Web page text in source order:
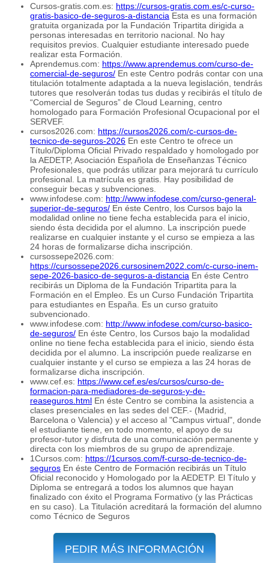
Cursos-gratis.com.es: https://cursos-gratis.com.es/c-curso-
gratis-basico-de-seguros-a-distancia Esta es una formación
gratuita organizada por la Fundación Tripartita dirigida a
personas interesadas en territorio nacional. No hay
requisitos previos. Cualquier estudiante interesado puede
realizar esta Formación.
Aprendemus.com: https://www.aprendemus.com/curso-de-
comercial-de-seguros/ En este Centro podrás contar con una
titulación totalmente adaptada a la nueva legislación, tendrás
tutores que resolverán todas tus dudas y recibirás el título de
“Comercial de Seguros” de Cloud Learning, centro
homologado para Formación Profesional Ocupacional por el
SERVEF.
cursos2026.com: https://cursos2026.com/c-cursos-de-
tecnico-de-seguros-2026 En este Centro te ofrece un
Título/Diploma Oficial Privado respaldado y homologado por
la AEDETP, Asociación Española de Enseñanzas Técnico
Profesionales, que podrás utilizar para mejorará tu currículo
profesional. La matrícula es gratis. Hay posibilidad de
conseguir becas y subvenciones.
www.infodese.com: http://www.infodese.com/curso-general-
superior-de-seguros/ En éste Centro, los Cursos bajo la
modalidad online no tiene fecha establecida para el inicio,
siendo ésta decidida por el alumno. La inscripción puede
realizarse en cualquier instante y el curso se empieza a las
24 horas de formalizarse dicha inscripción.
cursossepe2026.com:
https://cursossepe2026.cursosinem2022.com/c-curso-inem-
sepe-2026-basico-de-seguros-a-distancia En éste Centro
recibirás un Diploma de la Fundación Tripartita para la
Formación en el Empleo. Es un Curso Fundación Tripartita
para estudiantes en España. Es un curso gratuito
subvencionado.
www.infodese.com: http://www.infodese.com/curso-basico-
de-seguros/ En éste Centro, los Cursos bajo la modalidad
online no tiene fecha establecida para el inicio, siendo ésta
decidida por el alumno. La inscripción puede realizarse en
cualquier instante y el curso se empieza a las 24 horas de
formalizarse dicha inscripción.
www.cef.es: https://www.cef.es/es/cursos/curso-de-
formacion-para-mediadores-de-seguros-y-de-
reaseguros.html En éste Centro se combina la asistencia a
clases presenciales en las sedes del CEF.- (Madrid,
Barcelona o Valencia) y el acceso al "Campus virtual", donde
el estudiante tiene, en todo momento, el apoyo de su
profesor-tutor y disfruta de una comunicación permanente y
directa con los miembros de su grupo de aprendizaje.
1Cursos.com: https://1cursos.com/f-curso-de-tecnico-de-
seguros En éste Centro de Formación recibirás un Título
Oficial reconocido y Homologado por la AEDETP. El Título y
Diploma se entregará a todos los alumnos que hayan
finalizado con éxito el Programa Formativo (y las Prácticas
en su caso). La Titulación acreditará la formación del alumno
como Técnico de Seguros
PEDIR MÁS INFORMACIÓN